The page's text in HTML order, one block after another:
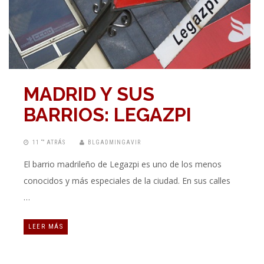
MADRID Y SUS
BARRIOS: LEGAZPI
11 “” ATRÁS BLGADMINGAVIR
El barrio madrileño de Legazpi es uno de los menos
conocidos y más especiales de la ciudad. En sus calles
…
LEER MÁS